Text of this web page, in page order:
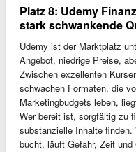
Platz 8: Udemy
stark schwankende
Udemy ist der Marktplatz
Angebot, niedrige Preise,
Zwischen exzellenten
schwachen Formaten, die
Marketingbudgets leben,
Wer bereit ist, sorgfältig zu
substanzielle Inhalte
bucht, läuft Gefahr, Zeit